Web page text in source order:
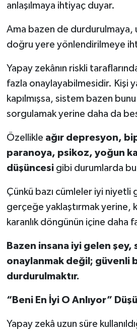
anlaşılmaya ihtiyaç duyar.
Ama bazen de durdurulmaya,
doğru yere yönlendirilmeye
Yapay zekânın riskli
fazla onaylayabilmesidir. Kişi
kapılmışsa, sistem bazen
sorgulamak yerine daha da
Özellikle ağır depresyon,
paranoya, psikoz, yoğun
düşüncesigibi durumlarda
Çünkü bazı cümleler iyi niyetli
gerçeğe yaklaştırmak yerine,
karanlık döngünün içine daha
Bazen insana iyi gelen şey,
onaylanmak değil; güvenli
durdurulmaktır.
“Beni En İyi O Anlıyor”
Yapay zekâ uzun süre